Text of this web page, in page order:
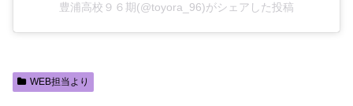
豊浦高校９６期(@toyora_96)がシェアした投稿
WEB担当より